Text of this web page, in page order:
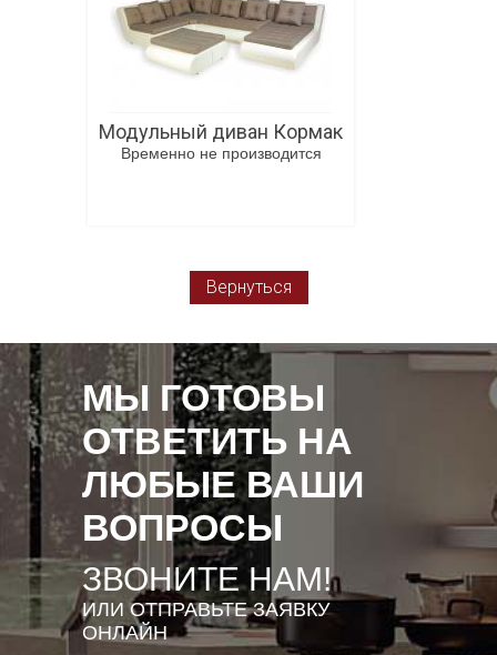
Модульный диван Кормак
Временно не производится
Вернуться
МЫ ГОТОВЫ
ОТВЕТИТЬ НА
ЛЮБЫЕ ВАШИ
ВОПРОСЫ
ЗВОНИТЕ НАМ!
ИЛИ ОТПРАВЬТЕ ЗАЯВКУ
ОНЛАЙН